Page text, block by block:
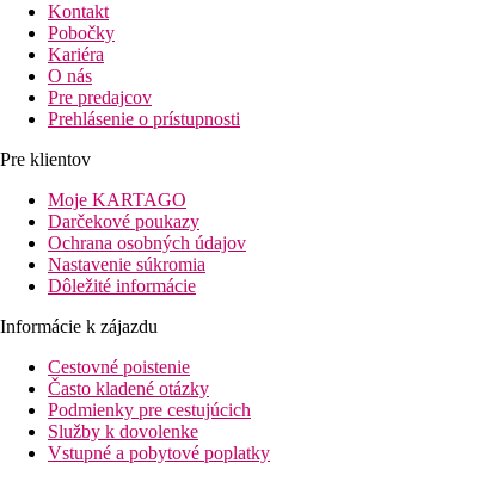
Kontakt
Pobočky
Kariéra
O nás
Pre predajcov
Prehlásenie o prístupnosti
Pre klientov
Moje KARTAGO
Darčekové poukazy
Ochrana osobných údajov
Nastavenie súkromia
Dôležité informácie
Informácie k zájazdu
Cestovné poistenie
Často kladené otázky
Podmienky pre cestujúcich
Služby k dovolenke
Vstupné a pobytové poplatky